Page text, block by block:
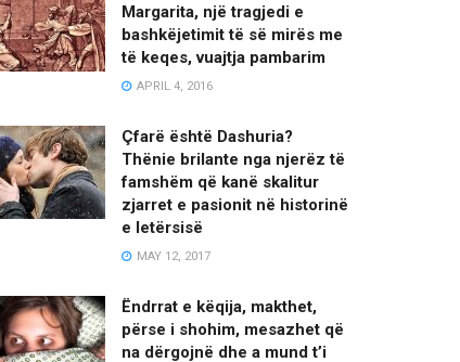
Margarita, një tragjedi e
bashkëjetimit të së mirës me
të keqes, vuajtja pambarim
APRIL 4, 2016
Çfarë është Dashuria?
Thënie brilante nga njerëz të
famshëm që kanë skalitur
zjarret e pasionit në historinë
e letërsisë
MAY 12, 2017
Ëndrrat e këqija, makthet,
përse i shohim, mesazhet që
na dërgojnë dhe a mund t’i